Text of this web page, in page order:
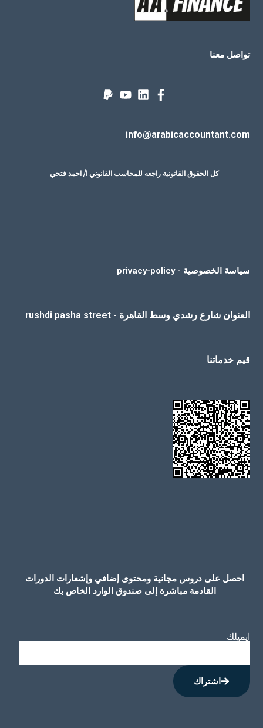
تواصل معنا
info@arabicaccountant.com
كل الحقوق القانونية راجعه للمحاسب القانوني ا/ احمد فتحي
سياسة الخصوصية - privacy-policy
العنوان شارع رشدي وسط القاهرة - rushdi pasha street
قيم خدماتنا
احصل على دروس مجانية ومحتوى إضافي وإشعارات الدورات
القادمة مباشرة إلى صندوق الوارد الخاص بك
ايميلك
اشتراك